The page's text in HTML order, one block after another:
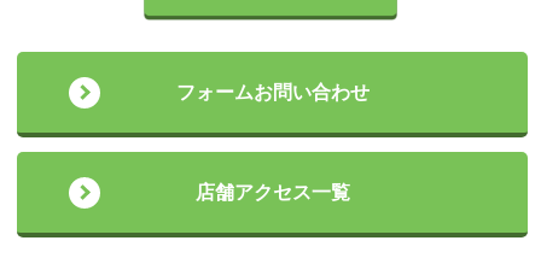
フォームお問い合わせ
店舗アクセス一覧